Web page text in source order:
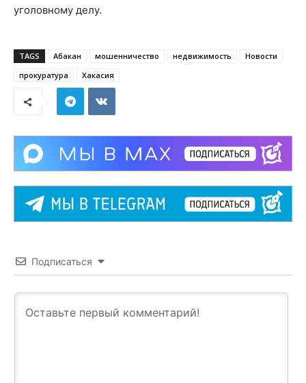
уголовному делу.
TAGS Абакан мошенничество недвижимость
Новости
прокуратура
Хакасия
Подписаться